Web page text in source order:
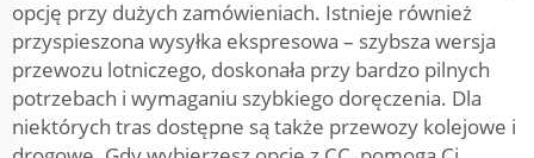
opcję przy dużych zamówieniach. Istnieje również
przyspieszona wysyłka ekspresowa – szybsza wersja
przewozu lotniczego, doskonała przy bardzo pilnych
potrzebach i wymaganiu szybkiego doręczenia. Dla
niektórych tras dostępne są także przewozy kolejowe i